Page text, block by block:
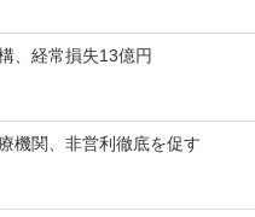
、経常損失13億円
機関、非営利徹底を促す